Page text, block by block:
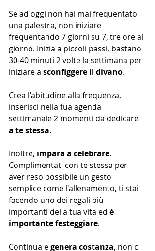
Se ad oggi non hai mai frequentato
una palestra, non iniziare
frequentando 7 giorni su 7, tre ore al
giorno. Inizia a piccoli passi, bastano
30-40 minuti 2 volte la settimana per
iniziare a sconfiggere il divano.
Crea l'abitudine alla frequenza,
inserisci nella tua agenda
settimanale 2 momenti da dedicare
a te stessa.
Inoltre, impara a celebrare.
Complimentati con te stessa per
aver reso possibile un gesto
semplice come l'allenamento, ti stai
facendo uno dei regali più
importanti della tua vita ed è
importante festeggiare.
Continua e genera costanza, non ci